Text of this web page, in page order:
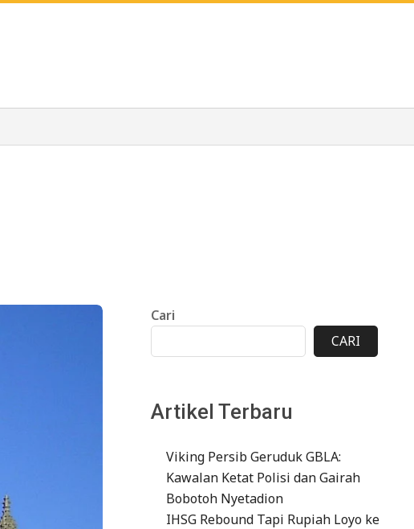
Cari
CARI
Artikel Terbaru
Viking Persib Geruduk GBLA:
Kawalan Ketat Polisi dan Gairah
Bobotoh Nyetadion
IHSG Rebound Tapi Rupiah Loyo ke